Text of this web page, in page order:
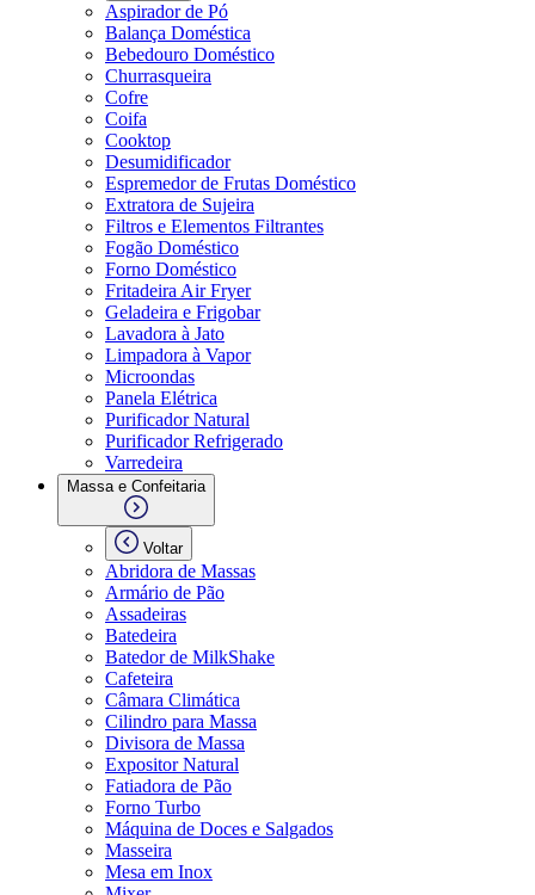
Aspirador de Pó
Balança Doméstica
Bebedouro Doméstico
Churrasqueira
Cofre
Coifa
Cooktop
Desumidificador
Espremedor de Frutas Doméstico
Extratora de Sujeira
Filtros e Elementos Filtrantes
Fogão Doméstico
Forno Doméstico
Fritadeira Air Fryer
Geladeira e Frigobar
Lavadora à Jato
Limpadora à Vapor
Microondas
Panela Elétrica
Purificador Natural
Purificador Refrigerado
Varredeira
Massa e Confeitaria
Voltar
Abridora de Massas
Armário de Pão
Assadeiras
Batedeira
Batedor de MilkShake
Cafeteira
Câmara Climática
Cilindro para Massa
Divisora de Massa
Expositor Natural
Fatiadora de Pão
Forno Turbo
Máquina de Doces e Salgados
Masseira
Mesa em Inox